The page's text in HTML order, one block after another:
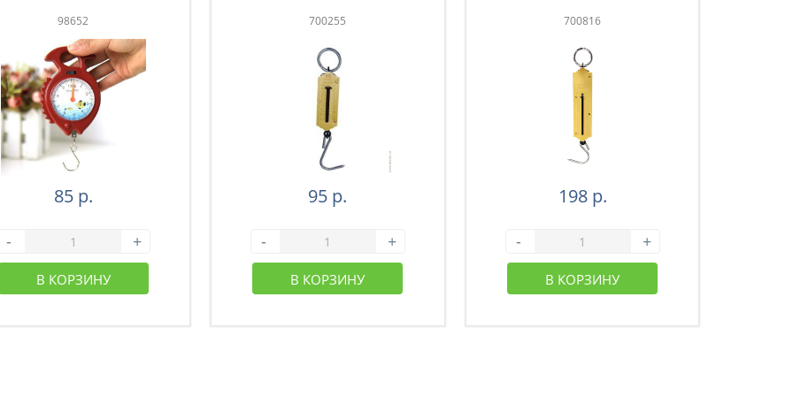
98652
85 р.
- +
В КОРЗИНУ
700255
95 р.
- +
В КОРЗИНУ
700816
198 р.
- +
В КОРЗИНУ